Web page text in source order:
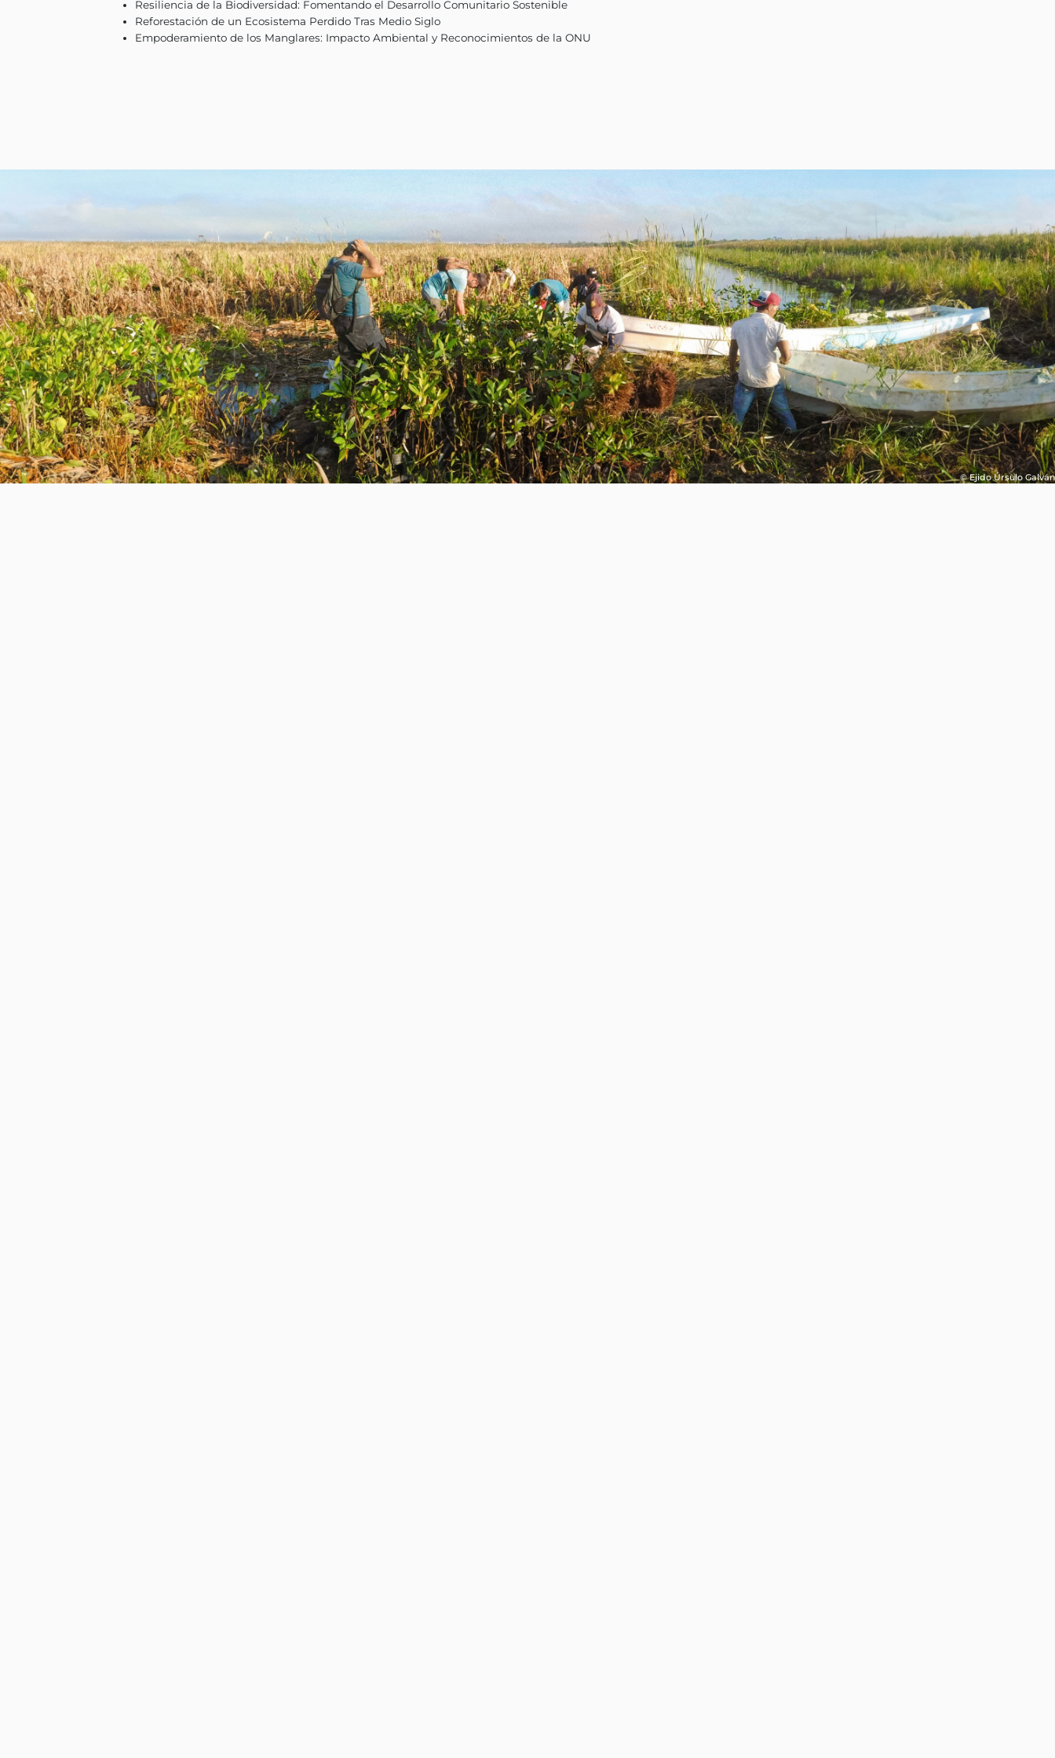
bosque de manglares.
Los manglares juegan un papel clave en la mitigación del cambio climático. No solo ayudan a prevenir la
Esfuerzo de Restauración Impulsado por la Comunidad
Resiliencia de la Biodiversidad: Fomentando el Desarrollo Comunitario Sostenible
Reforestación de un Ecosistema Perdido Tras Medio Siglo
Empoderamiento de los Manglares: Impacto Ambiental y Reconocimientos de la ONU
© Ejido Úrsulo Galván